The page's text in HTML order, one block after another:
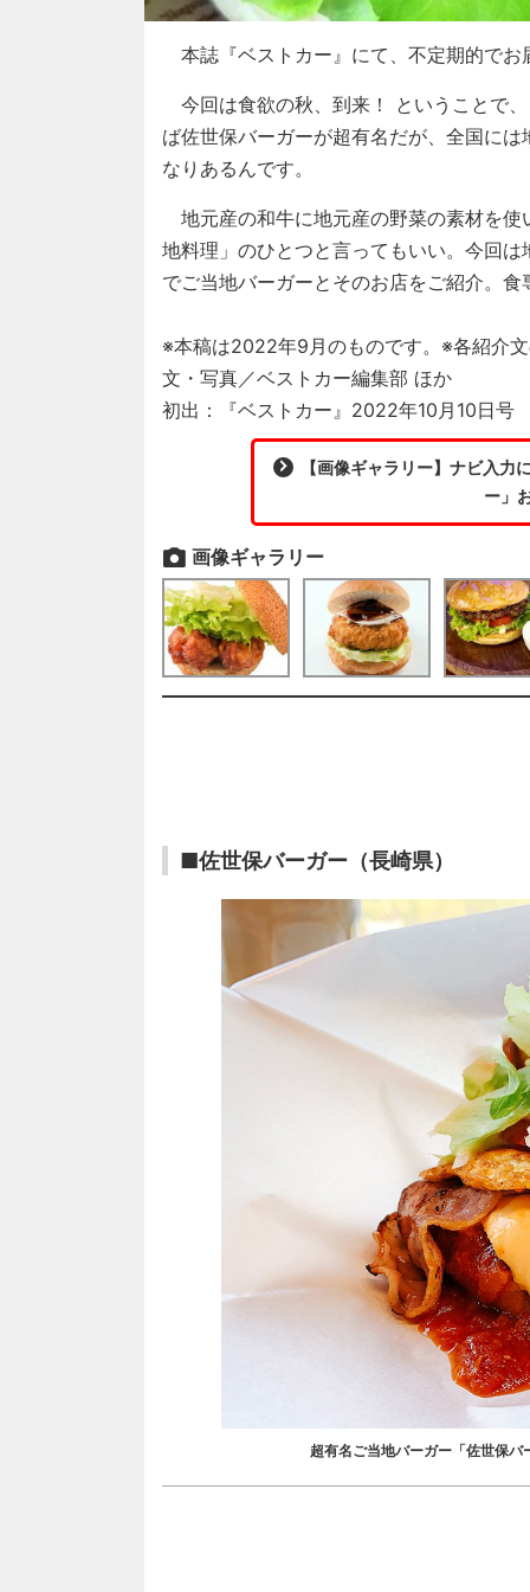
本誌『ベストカー』にて、不定期的でお
今回は食欲の秋、到来！ ということで
ば佐世保バーガーが超有名だが、全国に
なりあるんです。
地元産の和牛に地元産の野菜の素材を
地料理」のひとつと言ってもいい。今回
でご当地バーガーとそのお店をご紹介。
※本稿は2022年9月のものです。※各紹介
文・写真／ベストカー編集部 ほか
初出：『ベストカー』2022年10月10日号
【画像ギャラリー】ナビ入
ー」
画像ギャラリー
■佐世保バーガー（長崎県）
超有名ご当地バーガー「佐世保バ